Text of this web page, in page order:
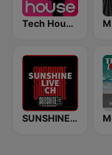
Tech House RadioSpinner
SUNSHINE LIVE CH